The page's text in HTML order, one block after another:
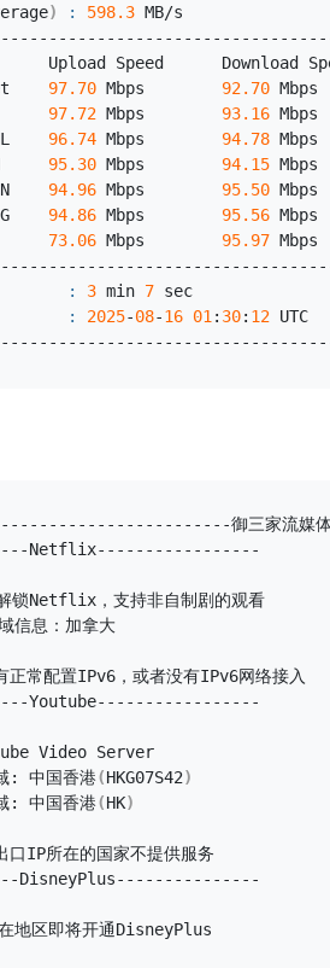
) : 598.3 MB/s
Upload Speed
97.70 Mbps 92.70
97.72 Mbps 93.16
NL 96.74 Mbps 94.78
95.30 Mbps 94.15
CN 94.96 Mbps 95.50
SG 94.86 Mbps 95.56
73.06 Mbps 95.97
: 3 min 7 sec
: 2025-08-16 01 : 30: 12 UTC
御三家流
Netflix-----------------
锁Netflix，支持非自制剧的观看
信息：加拿大
正常配置IPv6，或者没有IPv6网络接入
Youtube-----------------
Video Server
: 中国香港(HKG07S42)
: 中国香港(HK)
口IP所在的国家不提供服务
地区即将开通DisneyPlus